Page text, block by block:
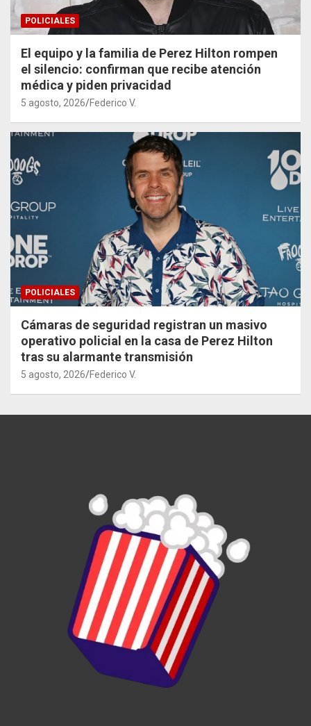
POLICIALES
El equipo y la familia de Perez Hilton rompen
el silencio: confirman que recibe atención
médica y piden privacidad
5 agosto, 2026 Federico V.
POLICIALES
Cámaras de seguridad registran un masivo
operativo policial en la casa de Perez Hilton
tras su alarmante transmisión
5 agosto, 2026 Federico V.